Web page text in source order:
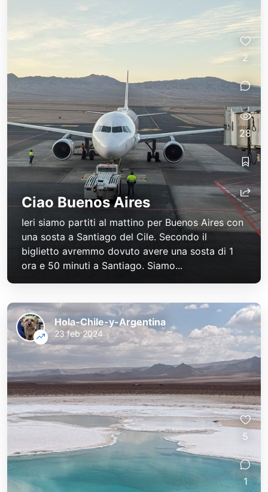
Ciao Buenos Aires
Ieri siamo partiti al mattino per Buenos Aires con
una sosta a Santiago del Cile. Secondo il
biglietto avremmo dovuto avere una sosta di 1
ora e 50 minuti a Santiago. Siamo...
2
28
Hola-Chile-y-Argentina
23 feb 2024
5
1